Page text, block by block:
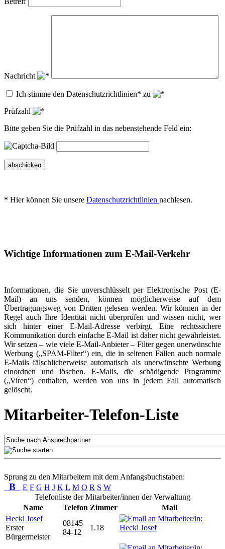
Nachricht
Ich stimme den Datenschutzrichtlinien* zu
Prüfzahl
Bitte geben Sie die Prüfzahl in das nebenstehende Feld ein:
abschicken
* Hier können Sie unsere Datenschutzrichtlinien nachlesen.
Wichtige Informationen zum E-Mail-Verkehr
Informationen, die Sie unverschlüsselt per Elektronische Post (E-
Mail) an uns senden, können möglicherweise auf dem
Übertragungsweg von Dritten gelesen werden. Wir können in der
Regel auch Ihre Identität nicht überprüfen und wissen nicht, wer
sich hinter einer E-Mail-Adresse verbirgt. Eine rechtssichere
Kommunikation durch einfache E-Mail ist daher nicht gewährleistet.
Wir setzen – wie viele E-Mail-Anbieter – Filter gegen unerwünschte
Werbung („SPAM-Filter“) ein, die in seltenen Fällen auch normale
E-Mails fälschlicherweise automatisch als unerwünschte Werbung
einordnen und löschen. E-Mails, die schädigende Programme
(„Viren“) enthalten, werden von uns in jedem Fall automatisch
gelöscht.
Mitarbeiter-Telefon-Liste
Sprung zu den Mitarbeitern mit dem Anfangsbuchstaben:
B E F G H J K L M O R S W
Telefonliste der Mitarbeiter/innen der Verwaltung
Name
Telefon Zimmer
Mail
Heckl Josef
Erster
Bürgermeister
08145
84-12
1.18